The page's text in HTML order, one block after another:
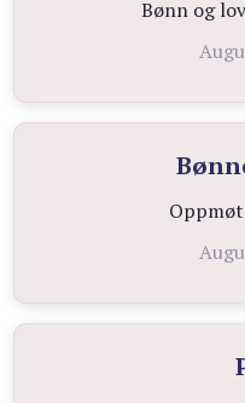
Bønn og